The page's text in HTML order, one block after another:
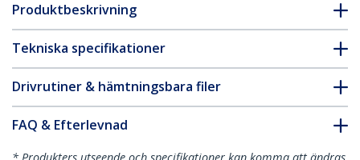
Produktbeskrivning
Tekniska specifikationer
Drivrutiner & hämtningsbara filer
FAQ & Efterlevnad